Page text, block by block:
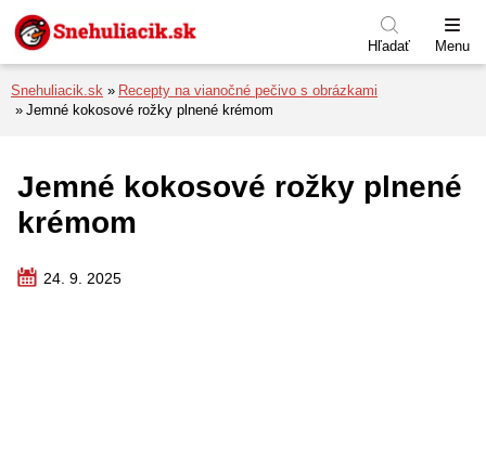
Preskočiť na menu
Preskočiť na obsah
Preskočiť na pätu
Hľadať Menu
Snehuliacik.sk
Recepty na vianočné pečivo s obrázkami
Jemné kokosové rožky plnené krémom
Jemné kokosové rožky plnené
krémom
24. 9. 2025